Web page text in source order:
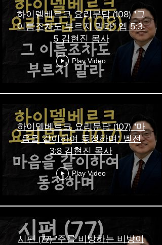
하이델베르크 요리문답 (108) "그
이름조차도 부르지 말라" 엡 5:3-
5 김현진 목사
Play Video
하이델베르크 요리문답 (107) "마
음을 같이하여 동정하며" 벧전
3:8 김현진 목사
Play Video
시편 (77) "주를 비방하는 비방이